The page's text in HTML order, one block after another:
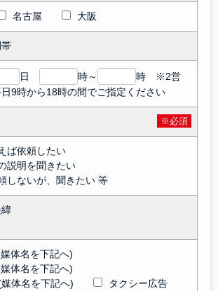
名古屋 大阪
日 時～
時 ※2営
9時から18時の間でご指定ください
※必須
ば依頼したい
説明を聞きたい
しないが、聞きたい 等
体名を下記へ)
体名を下記へ)
体名を下記へ)
タクシー広告